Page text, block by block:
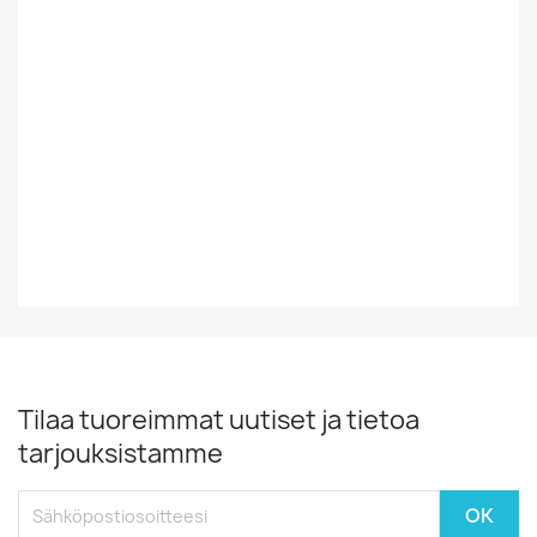
Tilaa tuoreimmat uutiset ja tietoa
tarjouksistamme